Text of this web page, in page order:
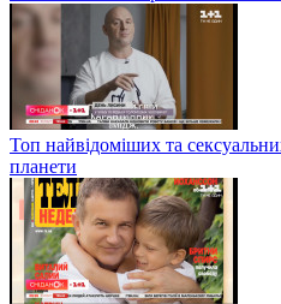
Топ найвідоміших та
планети